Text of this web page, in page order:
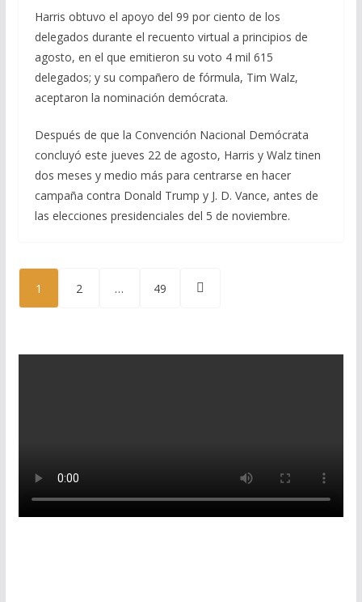
Harris obtuvo el apoyo del 99 por ciento de los
delegados durante el recuento virtual a principios de
agosto, en el que emitieron su voto 4 mil 615
delegados; y su compañero de fórmula, Tim Walz,
aceptaron la nominación demócrata.
Después de que la Convención Nacional Demócrata
concluyó este jueves 22 de agosto, Harris y Walz tinen
dos meses y medio más para centrarse en hacer
campaña contra Donald Trump y J. D. Vance, antes de
las elecciones presidenciales del 5 de noviembre.
Paginación
de
entradas
1 2 … 49